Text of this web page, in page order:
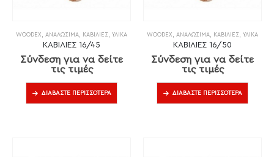
WOODEX , ΑΝΑΛΏΣΙΜΑ, ΚΑΒΊΛΙΕΣ, ΥΛΙΚΆ
ΚΑΒΙΛΙΕΣ 16/45
Σύνδεση για να δείτε
τις τιμές
ΔΙΑΒΆΣΤΕ ΠΕΡΙΣΣΌΤΕΡΑ
WOODEX , ΑΝΑΛΏΣΙΜΑ, ΚΑΒΊΛΙΕΣ, ΥΛΙΚΆ
ΚΑΒΙΛΙΕΣ 16/50
Σύνδεση για να δείτε
τις τιμές
ΔΙΑΒΆΣΤΕ ΠΕΡΙΣΣΌΤΕΡΑ